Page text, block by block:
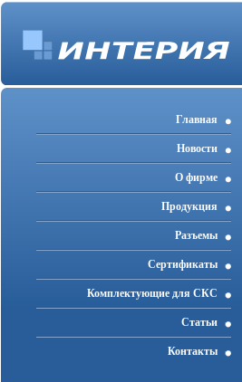
Главная
Новости
О фирме
Продукция
Разъемы
Cертификаты
Комплектующие для СКС
Статьи
Контакты